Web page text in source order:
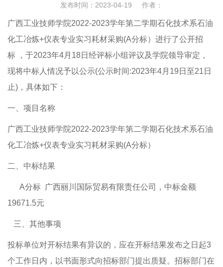
发布时间：2023-04-19 作者：
广西工业技师学院2022-2023学年第二学期石化技术系石油
化工冶炼+仪表专业实习耗材采购(A分标）进行了公开招
标 ，于2023年4月18日经评标小组评议及学院领导审定，
现将中标人情况予以公示(公示时间:2023年4月19日至21日
止)，具体如下：
一、项目名称
广西工业技师学院2022-2023学年第二学期石化技术系石油
化工冶炼+仪表专业实习耗材采购(A分标）
二、中标结果
A分标 广西丽川国际贸易有限责任公司，中标金额
19671.5元
三、其他事项
投标单位对开标结果有异议的，应在开标结果发布之日起3
个工作日内，以书面形式向招标部门提出质疑。招标部门在